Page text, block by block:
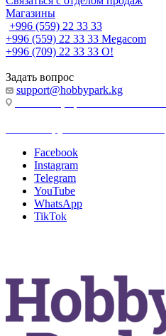
Магазины
+996 (559) 22 33 33
+996 (559) 22 33 33 Megacom
+996 (709) 22 33 33 O!
Задать вопрос
support@hobbypark.kg
Facebook
Instagram
Telegram
YouTube
WhatsApp
TikTok